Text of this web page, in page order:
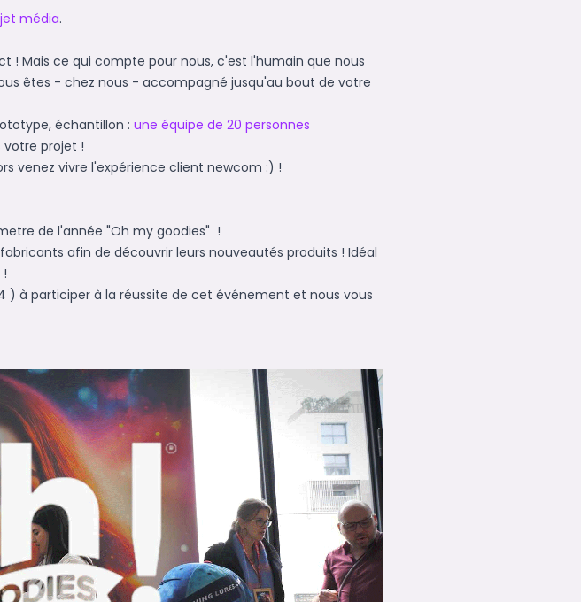
média.
! Mais ce qui compte pour nous, c'est l'humain que nous
êtes - chez nous - accompagné jusqu'au bout de votre
échantillon : une équipe de 20 personnes
projet !
venez vivre l'expérience client newcom :) !
de l'année "Oh my goodies" !
afin de découvrir leurs nouveautés produits ! Idéal
) à participer à la réussite de cet événement et nous vous